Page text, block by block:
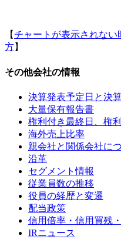
【チャートが表示されない
方】
その他会社の情報
決算発表予定日と決
大量保有報告書
権利付き最終日、権
海外売上比率
親会社と関係会社に
沿革
セグメント情報
従業員数の推移
役員の経歴と変遷
配当政策
信用倍率・信用買残
IRニュース